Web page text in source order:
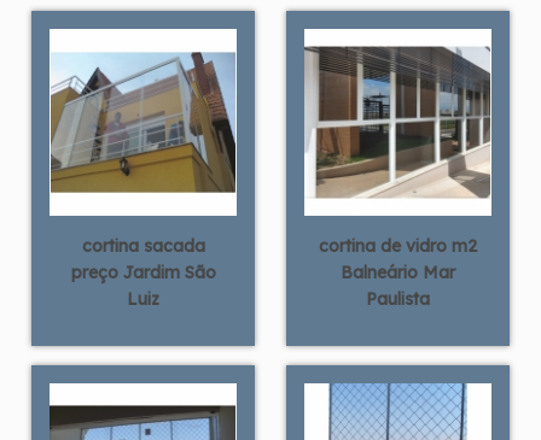
cortina sacada
preço Jardim São
Luiz
cortina de vidro m2
Balneário Mar
Paulista